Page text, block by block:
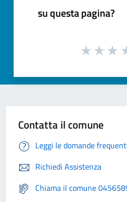
su questa pagina?
Contatta il comune
Leggi le domande
Richiedi Assistenza
Chiama il comune